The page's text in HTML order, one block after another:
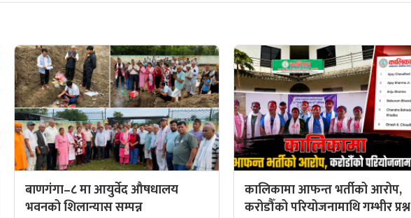
बाणगंगा–८ मा आयुर्वेद औषधालय
भवनको शिलान्यास सम्पन्न
कालिकामा आफन्त भर्तीको आरोप,
करोडौँको परियोजनामाथि गम्भीर प्रश्न